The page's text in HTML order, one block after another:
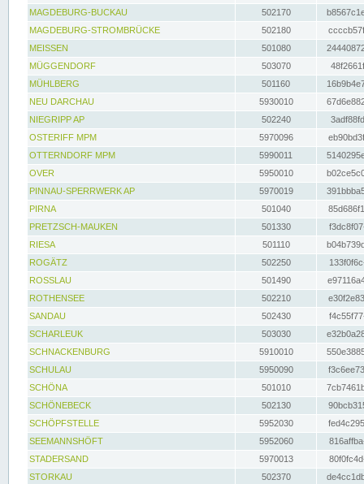
MAGDEBURG-BUCKAU
502170
MAGDEBURG-STROMBRÜCKE
502180
MEISSEN
501080
MÜGGENDORF
503070
MÜHLBERG
501160
NEU DARCHAU
5930010
NIEGRIPP AP
502240
OSTERIFF MPM
5970096
OTTERNDORF MPM
5990011
OVER
5950010
PINNAU-SPERRWERK AP
5970019
PIRNA
501040
PRETZSCH-MAUKEN
501330
RIESA
501110
ROGÄTZ
502250
ROSSLAU
501490
ROTHENSEE
502210
SANDAU
502430
SCHARLEUK
503030
SCHNACKENBURG
5910010
SCHULAU
5950090
SCHÖNA
501010
SCHÖNEBECK
502130
SCHÖPFSTELLE
5952030
SEEMANNSHÖFT
5952060
STADERSAND
5970013
STORKAU
502370